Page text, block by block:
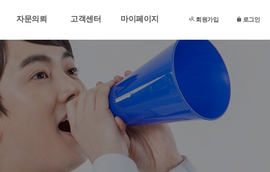
자문의뢰 고객센터 마이페이지 회원가입 로그인